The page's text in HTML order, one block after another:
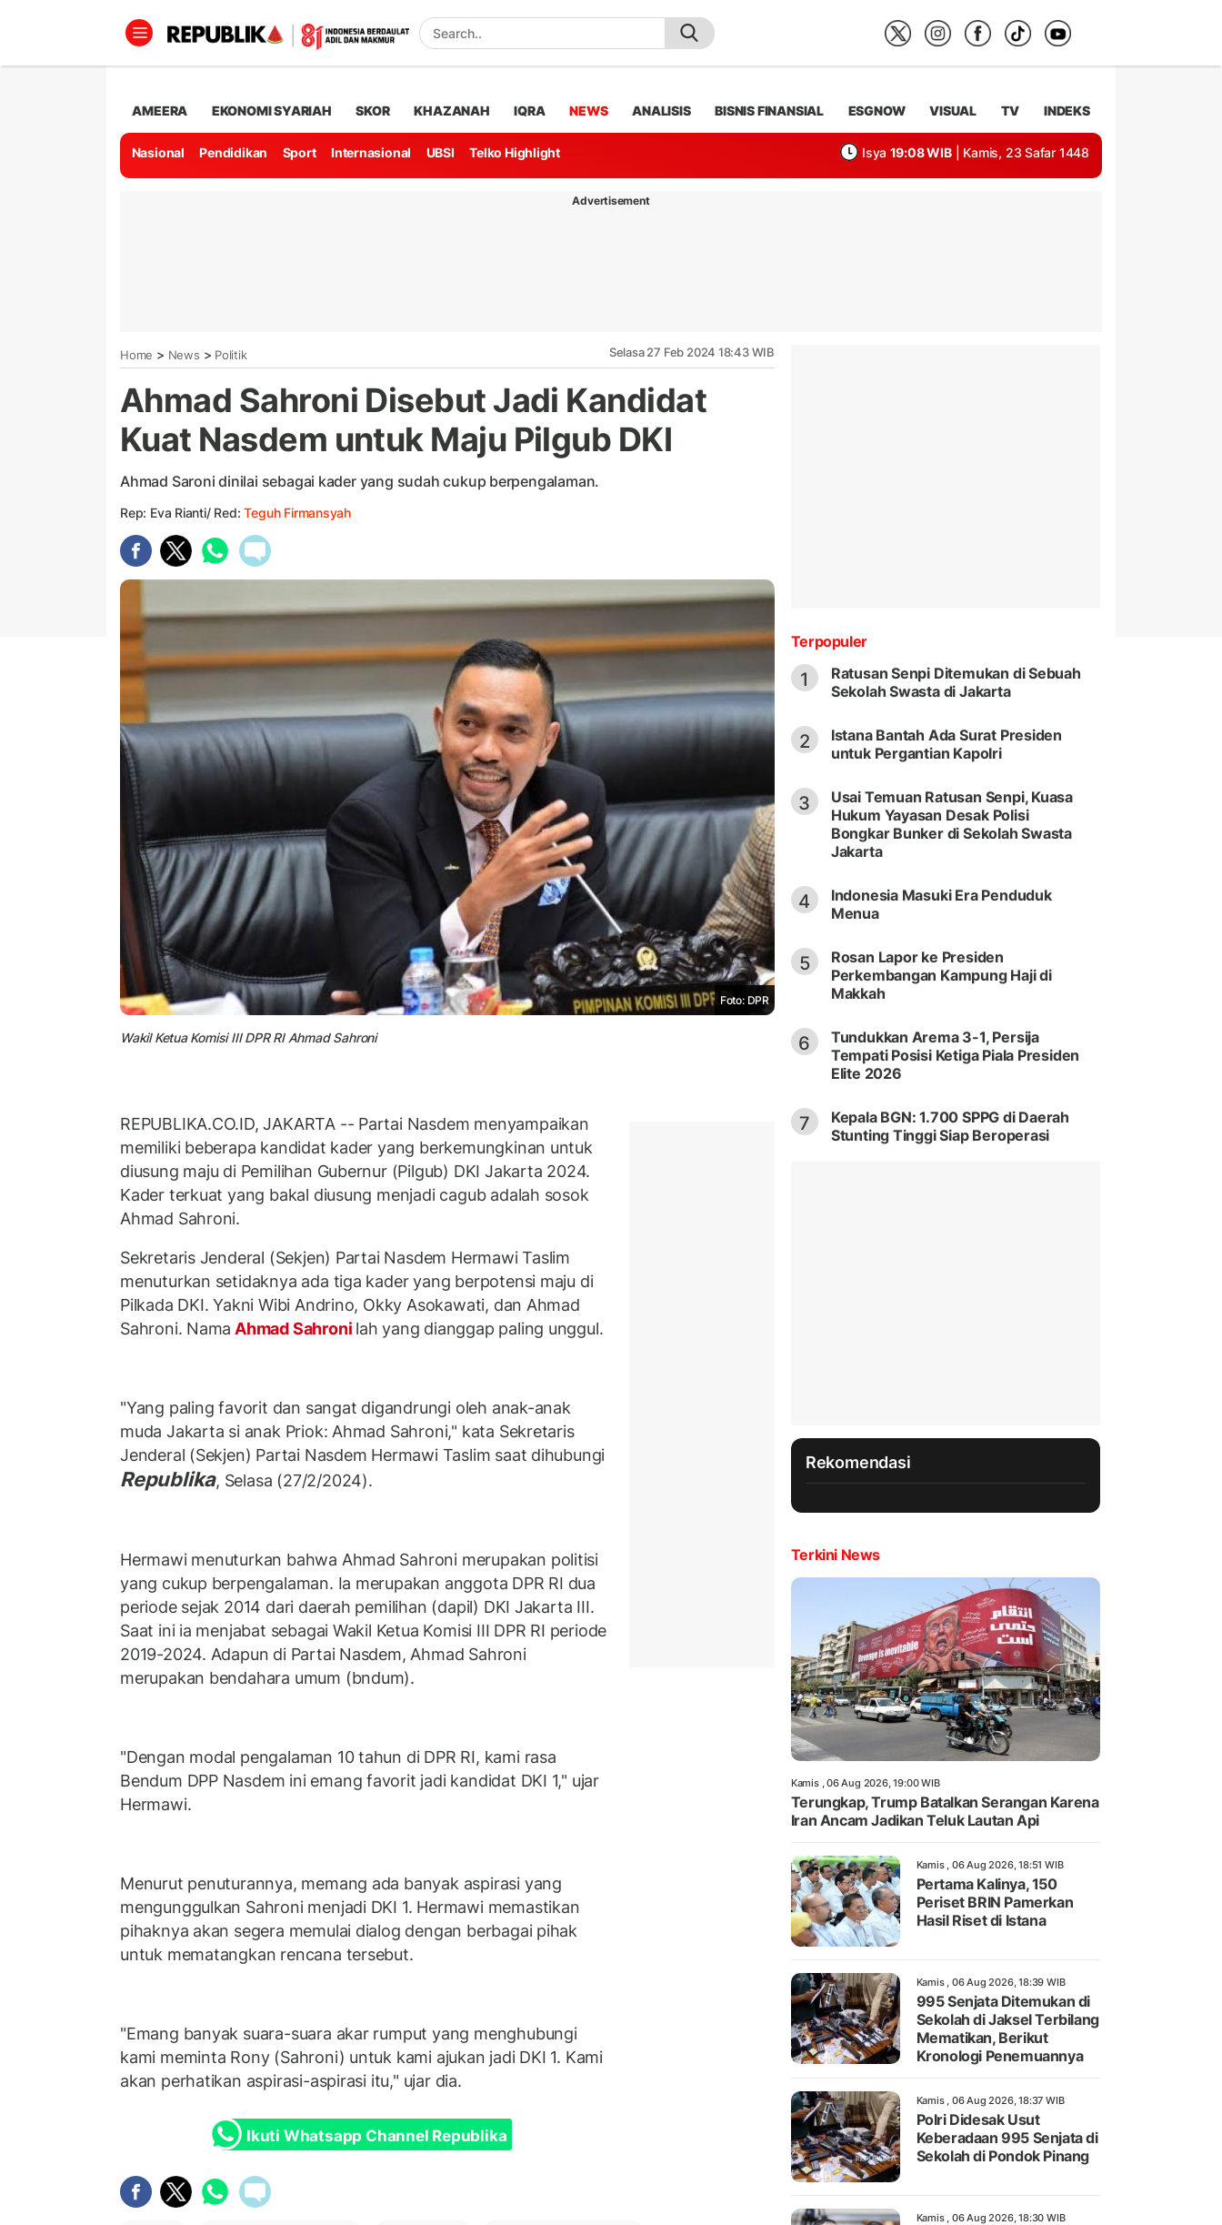
AMEERA EKONOMI SYARIAH SKOR KHAZANAH IQRA NEWS ANALISIS BISNIS FINANSIAL ESGNOW VISUAL TV INDEKS
Nasional Pendidikan Sport Internasional UBSI Telko Highlight Isya 19:08 WIB | Kamis, 23 Safar 1448
Advertisement
Home > News > Politik Selasa 27 Feb 2024 18:43 WIB
Ahmad Sahroni Disebut Jadi Kandidat
Kuat Nasdem untuk Maju Pilgub DKI
Ahmad Saroni dinilai sebagai kader yang sudah cukup berpengalaman.
Rep: Eva Rianti/ Red:Teguh Firmansyah
Foto: DPR
Wakil Ketua Komisi III DPR RI Ahmad Sahroni
REPUBLIKA.CO.ID, JAKARTA -- Partai Nasdem menyampaikan
memiliki beberapa kandidat kader yang berkemungkinan untuk
diusung maju di Pemilihan Gubernur (Pilgub) DKI Jakarta 2024.
Kader terkuat yang bakal diusung menjadi cagub adalah sosok
Ahmad Sahroni.
Sekretaris Jenderal (Sekjen) Partai Nasdem Hermawi Taslim
menuturkan setidaknya ada tiga kader yang berpotensi maju di
Pilkada DKI. Yakni Wibi Andrino, Okky Asokawati, dan Ahmad
Sahroni. Nama Ahmad Sahroni lah yang dianggap paling unggul.
"Yang paling favorit dan sangat digandrungi oleh anak-anak
muda Jakarta si anak Priok: Ahmad Sahroni," kata Sekretaris
Jenderal (Sekjen) Partai Nasdem Hermawi Taslim saat dihubungi
Republika, Selasa (27/2/2024).
Hermawi menuturkan bahwa Ahmad Sahroni merupakan politisi
yang cukup berpengalaman. Ia merupakan anggota DPR RI dua
periode sejak 2014 dari daerah pemilihan (dapil) DKI Jakarta III.
Saat ini ia menjabat sebagai Wakil Ketua Komisi III DPR RI periode
2019-2024. Adapun di Partai Nasdem, Ahmad Sahroni
merupakan bendahara umum (bndum).
"Dengan modal pengalaman 10 tahun di DPR RI, kami rasa
Bendum DPP Nasdem ini emang favorit jadi kandidat DKI 1," ujar
Hermawi.
Menurut penuturannya, memang ada banyak aspirasi yang
mengunggulkan Sahroni menjadi DKI 1. Hermawi memastikan
pihaknya akan segera memulai dialog dengan berbagai pihak
untuk mematangkan rencana tersebut.
"Emang banyak suara-suara akar rumput yang menghubungi
kami meminta Rony (Sahroni) untuk kami ajukan jadi DKI 1. Kami
akan perhatikan aspirasi-aspirasi itu," ujar dia.
Ikuti Whatsapp Channel Republika
Terpopuler
1
Ratusan Senpi Ditemukan di Sebuah
Sekolah Swasta di Jakarta
2
Istana Bantah Ada Surat Presiden
untuk Pergantian Kapolri
3
Usai Temuan Ratusan Senpi, Kuasa
Hukum Yayasan Desak Polisi
Bongkar Bunker di Sekolah Swasta
Jakarta
4
Indonesia Masuki Era Penduduk
Menua
5
Rosan Lapor ke Presiden
Perkembangan Kampung Haji di
Makkah
6
Tundukkan Arema 3-1, Persija
Tempati Posisi Ketiga Piala Presiden
Elite 2026
7
Kepala BGN: 1.700 SPPG di Daerah
Stunting Tinggi Siap Beroperasi
Rekomendasi
Terkini News
Kamis , 06 Aug 2026, 19:00 WIB
Terungkap, Trump Batalkan Serangan Karena
Iran Ancam Jadikan Teluk Lautan Api
Kamis , 06 Aug 2026, 18:51 WIB
Pertama Kalinya, 150
Periset BRIN Pamerkan
Hasil Riset di Istana
Kamis , 06 Aug 2026, 18:39 WIB
995 Senjata Ditemukan di
Sekolah di Jaksel Terbilang
Mematikan, Berikut
Kronologi Penemuannya
Kamis , 06 Aug 2026, 18:37 WIB
Polri Didesak Usut
Keberadaan 995 Senjata di
Sekolah di Pondok Pinang
Kamis , 06 Aug 2026, 18:30 WIB